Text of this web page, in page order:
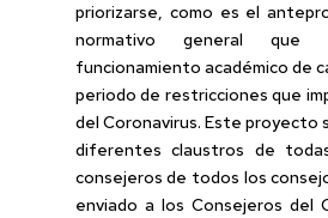
priorizarse, como es el
normativo general que
funcionamiento académico de
periodo de restricciones que
del Coronavirus. Este proyecto
diferentes claustros de
consejeros de todos los
enviado a los Consejeros del